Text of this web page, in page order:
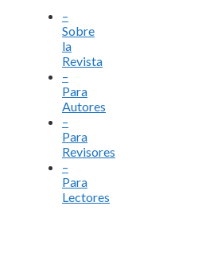
–
Sobre
la
Revista
–
Para
Autores
–
Para
Revisores
–
Para
Lectores